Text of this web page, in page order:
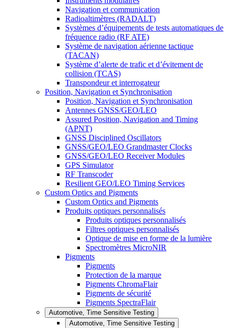
Navigation et communication
Radioaltimètres (RADALT)
Systèmes d’équipements de tests automatiques de
fréquence radio (RF ATE)
Système de navigation aérienne tactique
(TACAN)
Système d’alerte de trafic et d’évitement de
collision (TCAS)
Transpondeur et interrogateur
Position, Navigation et Synchronisation
Position, Navigation et Synchronisation
Antennes GNSS/GEO/LEO
Assured Position, Navigation and Timing
(APNT)
GNSS Disciplined Oscillators
GNSS/GEO/LEO Grandmaster Clocks
GNSS/GEO/LEO Receiver Modules
GPS Simulator
RF Transcoder
Resilient GEO/LEO Timing Services
Custom Optics and Pigments
Custom Optics and Pigments
Produits optiques personnalisés
Produits optiques personnalisés
Filtres optiques personnalisés
Optique de mise en forme de la lumière
Spectromètres MicroNIR
Pigments
Pigments
Protection de la marque
Pigments ChromaFlair
Pigments de sécurité
Pigments SpectraFlair
Automotive, Time Sensitive Testing
Automotive, Time Sensitive Testing